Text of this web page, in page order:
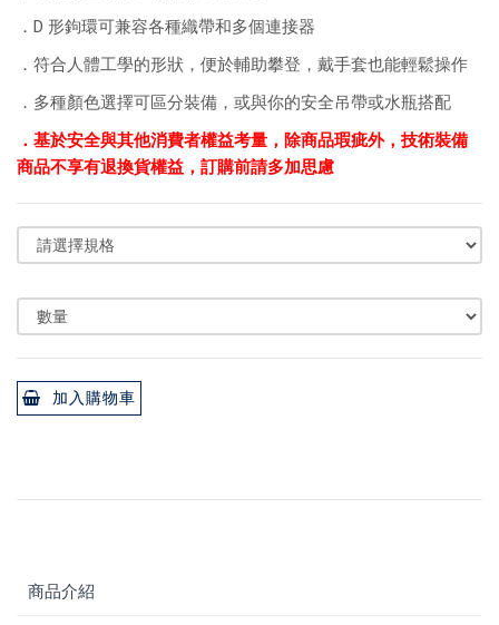
．D 形鉤環可兼容各種織帶和多個連接器
．符合人體工學的形狀，便於輔助攀登，戴手套也能輕鬆操作
．多種顏色選擇可區分裝備，或與你的安全吊帶或水瓶搭配
．基於安全與其他消費者權益考量，除商品瑕疵外，技術裝備
商品不享有退換貨權益，訂購前請多加思慮
加入購物車
商品介紹